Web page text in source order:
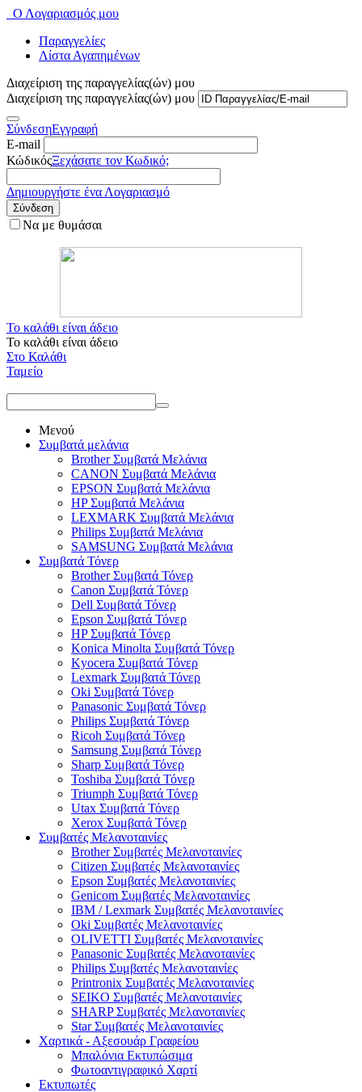
Ο Λογαριασμός μου
Παραγγελίες
Λίστα Αγαπημένων
Διαχείριση της παραγγελίας(ών) μου
Διαχείριση της παραγγελίας(ών) μου
ΣύνδεσηΕγγραφή
E-mail
ΚώδικόςΞεχάσατε τον Κωδικό;
Δημιουργήστε ένα Λογαριασμό
Σύνδεση
Να με θυμάσαι
Το καλάθι είναι άδειο
Το καλάθι είναι άδειο
Στο Καλάθι
Ταμείο
Μενού
Συμβατά μελάνια
Brother Συμβατά Μελάνια
CANON Συμβατά Μελάνια
EPSON Συμβατά Μελάνια
HP Συμβατά Μελάνια
LEXMARK Συμβατά Μελάνια
Philips Συμβατά Μελάνια
SAMSUNG Συμβατά Μελάνια
Συμβατά Τόνερ
Brother Συμβατά Τόνερ
Canon Συμβατά Τόνερ
Dell Συμβατά Τόνερ
Epson Συμβατά Τόνερ
HP Συμβατά Τόνερ
Konica Minolta Συμβατά Τόνερ
Kyocera Συμβατά Τόνερ
Lexmark Συμβατά Τόνερ
Oki Συμβατά Τόνερ
Panasonic Συμβατά Τόνερ
Philips Συμβατά Τόνερ
Ricoh Συμβατά Τόνερ
Samsung Συμβατά Τόνερ
Sharp Συμβατά Τόνερ
Toshiba Συμβατά Τόνερ
Triumph Συμβατά Τόνερ
Utax Συμβατά Τόνερ
Xerox Συμβατά Τόνερ
Συμβατές Μελανοταινίες
Brother Συμβατές Μελανοταινίες
Citizen Συμβατές Μελανοταινίες
Epson Συμβατές Μελανοταινίες
Genicom Συμβατές Μελανοταινίες
IBM / Lexmark Συμβατές Μελανοταινίες
Oki Συμβατές Μελανοταινίες
OLIVETTI Συμβατές Μελανοταινίες
Panasonic Συμβατές Μελανοταινίες
Philips Συμβατές Μελανοταινίες
Printronix Συμβατές Μελανοταινίες
SEIKO Συμβατές Μελανοταινίες
SHARP Συμβατές Μελανοταινίες
Star Συμβατές Μελανοταινίες
Χαρτικά - Αξεσουάρ Γραφείου
Μπαλόνια Εκτυπώσιμα
Φωτοαντιγραφικό Χαρτί
Εκτυπωτές